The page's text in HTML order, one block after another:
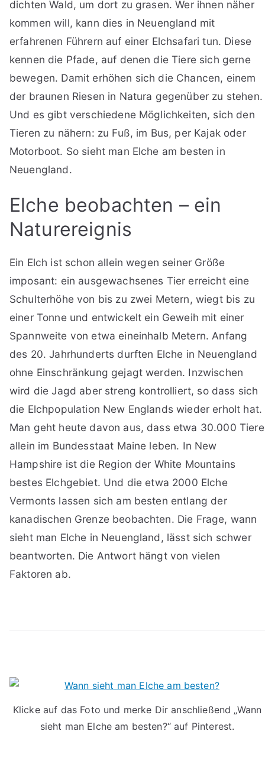
dichten Wald, um dort zu grasen. Wer ihnen näher
kommen will, kann dies in Neuengland mit
erfahrenen Führern auf einer Elchsafari tun. Diese
kennen die Pfade, auf denen die Tiere sich gerne
bewegen. Damit erhöhen sich die Chancen, einem
der braunen Riesen in Natura gegenüber zu stehen.
Und es gibt verschiedene Möglichkeiten, sich den
Tieren zu nähern: zu Fuß, im Bus, per Kajak oder
Motorboot. So sieht man Elche am besten in
Neuengland.
Elche beobachten – ein
Naturereignis
Ein Elch ist schon allein wegen seiner Größe
imposant: ein ausgewachsenes Tier erreicht eine
Schulterhöhe von bis zu zwei Metern, wiegt bis zu
einer Tonne und entwickelt ein Geweih mit einer
Spannweite von etwa eineinhalb Metern. Anfang
des 20. Jahrhunderts durften Elche in Neuengland
ohne Einschränkung gejagt werden. Inzwischen
wird die Jagd aber streng kontrolliert, so dass sich
die Elchpopulation New Englands wieder erholt hat.
Man geht heute davon aus, dass etwa 30.000 Tiere
allein im Bundesstaat Maine leben. In New
Hampshire ist die Region der White Mountains
bestes Elchgebiet. Und die etwa 2000 Elche
Vermonts lassen sich am besten entlang der
kanadischen Grenze beobachten. Die Frage, wann
sieht man Elche in Neuengland, lässt sich schwer
beantworten. Die Antwort hängt von vielen
Faktoren ab.
Klicke auf das Foto und merke Dir anschließend „Wann
sieht man Elche am besten?“ auf Pinterest.